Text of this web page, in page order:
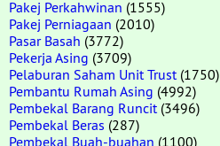
Pakej Perkahwinan (1555)
Pakej Perniagaan (2010)
Pasar Basah (3772)
Pekerja Asing (3709)
Pelaburan Saham Unit Trust (1750)
Pembantu Rumah Asing (4992)
Pembekal Barang Runcit (3496)
Pembekal Beras (287)
Pembekal Buah-buahan (1100)